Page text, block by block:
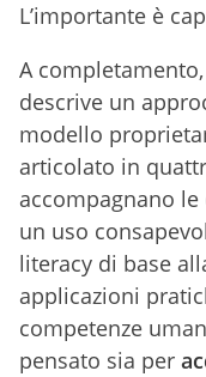
L’importante è
A
descrive un
modello
articolato in
accompagnano
un uso
literacy di base
applicazioni
competenze
pensato sia per